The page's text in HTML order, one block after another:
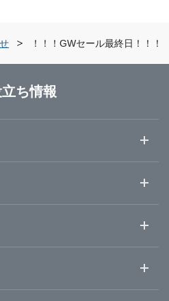
！！！GWセール最終日！！！
ち情報
理由